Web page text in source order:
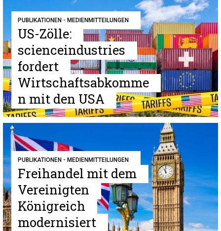
PUBLIKATIONEN - MEDIENMITTEILUNGEN
US-Zölle:
scienceindustries
fordert
Wirtschaftsabkomme
n mit den USA
PUBLIKATIONEN - MEDIENMITTEILUNGEN
Freihandel mit dem
Vereinigten
Königreich
modernisiert